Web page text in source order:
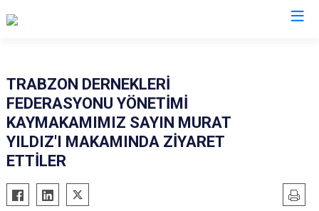
Akçaabat
Araklı
Arsin
Çarşıbaşı
Köprübaşı
Maçka
TRABZON DERNEKLERİ
FEDERASYONU YÖNETİMİ
KAYMAKAMIMIZ SAYIN MURAT
YILDIZ'I MAKAMINDA ZİYARET
ETTİLER